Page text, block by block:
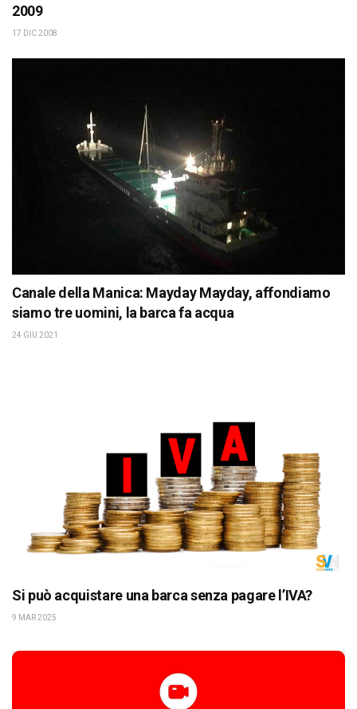
2009
17 DIC 2008
Canale della Manica: Mayday Mayday, affondiamo
siamo tre uomini, la barca fa acqua
24 GIU 2021
Si può acquistare una barca senza pagare l’IVA?
9 MAR 2025